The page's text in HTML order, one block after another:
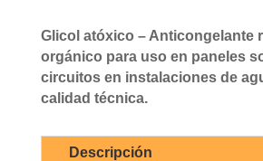
Glicol atóxico – Anticongelante
orgánico para uso en paneles
circuitos en instalaciones de
calidad técnica.
Descripción